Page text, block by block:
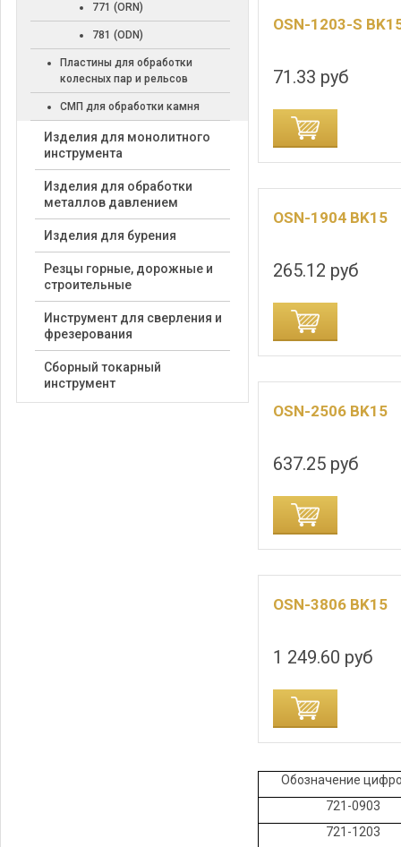
771 (ORN)
781 (ODN)
Пластины для обработки
колесных пар и рельсов
СМП для обработки камня
Изделия для монолитного
инструмента
Изделия для обработки
металлов давлением
Изделия для бурения
Резцы горные, дорожные и
строительные
Инструмент для сверления и
фрезерования
Сборный токарный
инструмент
OSN-1203-S
71.33 руб
ДОБАВИТЬ В КОРЗИНУ ДОБАВИТЬ
OSN-1904 BK15
265.12 руб
ДОБАВИТЬ В КОРЗИНУ ДОБАВИТЬ
OSN-2506 BK15
637.25 руб
ДОБАВИТЬ
OSN-3806 BK15
1 249.60 руб
ДОБАВИТЬ
Обозначение
721-0903
721-1203